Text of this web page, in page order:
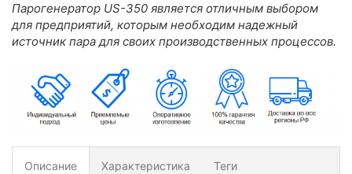
Парогенератор US-350 является отличным выбором
для предприятий, которым необходим надежный
источник пара для своих производственных процессов.
Описание Характеристика Теги